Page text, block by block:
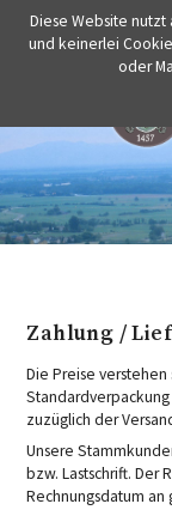
Zahlung /
Die Preise verstehen
zuzüglich der
Unsere
bzw. Lastschrift. Der
Rechnungsdatum
Diese Website nutzt
und keinerlei
oder